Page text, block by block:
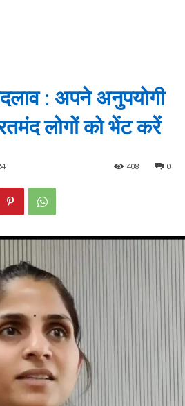
: अपने अनुपयोगी
लोगों को भेंट करें
0
408